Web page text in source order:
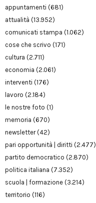
appuntamenti (681)
attualità (13.952)
comunicati stampa (1.062)
cose che scrivo (171)
cultura (2.711)
economia (2.061)
interventi (176)
lavoro (2.184)
le nostre foto (1)
memoria (670)
newsletter(42)
pari opportunità | diritti (2.477)
partito democratico (2.870)
politica italiana (7.352)
scuola | formazione (3.214)
territorio (116)